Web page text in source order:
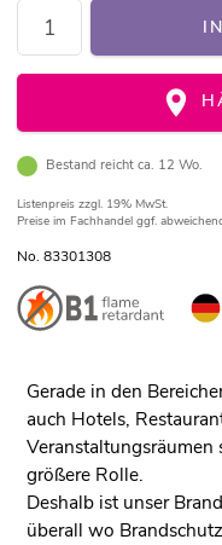
Bestand reicht ca. 12 Wo.
Listenpreis zzgl. 19% MwSt.
Preise im Fachhandel ggf.
No. 83301308
Gerade in den
auch Hotels,
Veranstaltungsräumen
größere Rolle.
Deshalb ist unser
überall wo